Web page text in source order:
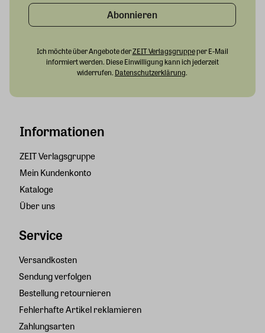
Informationen
ZEIT Verlagsgruppe
Mein Kundenkonto
Kataloge
Über uns
Service
Versandkosten
Sendung verfolgen
Bestellung retournieren
Fehlerhafte Artikel reklamieren
Zahlungsarten
Abonnieren
Ich möchte über Angebote derZEIT Verlagsgruppeper E-Mail
informiert werden. Diese Einwilligung kann ich jederzeit
widerrufen. Datenschutzerklärung.